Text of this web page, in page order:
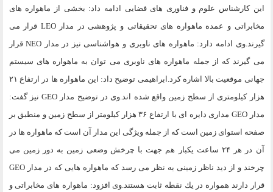
اين كارشناس علوم و فناورى هاى فضايى ادامه داد: بخشى از ماهواره هاى
مخابراتى و عمده ماهواره هاى تحقيقاتى و پژوهشى در مدار LEO قرار مى
گيرند.وى ادامه دارد: ماهواره هاى ناوبرى و هواشناسى نيز در مدار NEO قرار
مى گيرند كه از جمله ماهواره هاى ناوبرى مى توان به ماهواره هاى سيستم
جهانى موقعيت بالا اشاره كرد.ابراهيمى توضيح داد: اين ماهواره ها در ارتفاع ۲۱
هزار كيلومترى از سطح زمين واقع شده اند.وى در توضيح مدار GEO نيز گفت:
مدار GEO مدارى دايره اى با ارتفاع ۳۶ هزار كيلومتر از سطح زمين و منطبق بر
صفحه استواى زمين است كه از جمله ويژگى اين مدار آن است كه ماهواره ها در
آن در هر ۲۴ ساعت يكبار هم جهت با چرخش وضعى زمين به دور زمين مى
چرخند و از ديد ناظر زمينى به نظر مى رسد كه ماهواره هايى كه در مدار GEO
قرار دارند همواره در يك نقطه ثابت هستند.وى افزود: ماهواره هاى مخابراتى و